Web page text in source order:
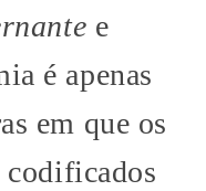
e
é apenas
em que os